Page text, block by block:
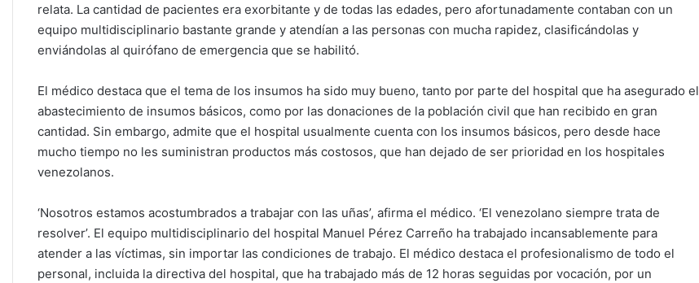
relata. La cantidad de pacientes era exorbitante y de todas las edades, pero afortunadamente contaban con un
equipo multidisciplinario bastante grande y atendían a las personas con mucha rapidez, clasificándolas y
enviándolas al quirófano de emergencia que se habilitó.
El médico destaca que el tema de los insumos ha sido muy bueno, tanto por parte del hospital que ha asegurado el
abastecimiento de insumos básicos, como por las donaciones de la población civil que han recibido en gran
cantidad. Sin embargo, admite que el hospital usualmente cuenta con los insumos básicos, pero desde hace
mucho tiempo no les suministran productos más costosos, que han dejado de ser prioridad en los hospitales
venezolanos.
‘Nosotros estamos acostumbrados a trabajar con las uñas’, afirma el médico. ‘El venezolano siempre trata de
resolver’. El equipo multidisciplinario del hospital Manuel Pérez Carreño ha trabajado incansablemente para
atender a las víctimas, sin importar las condiciones de trabajo. El médico destaca el profesionalismo de todo el
personal, incluida la directiva del hospital, que ha trabajado más de 12 horas seguidas por vocación, por un